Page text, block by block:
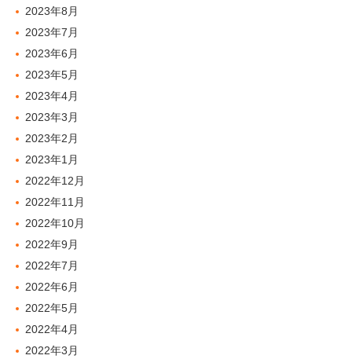
2023年8月
2023年7月
2023年6月
2023年5月
2023年4月
2023年3月
2023年2月
2023年1月
2022年12月
2022年11月
2022年10月
2022年9月
2022年7月
2022年6月
2022年5月
2022年4月
2022年3月